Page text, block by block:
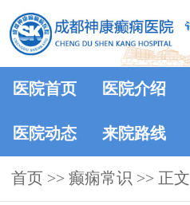
医院首页 医院介绍
医院动态 来院路线
首页 >> 癫痫常识 >> 正文